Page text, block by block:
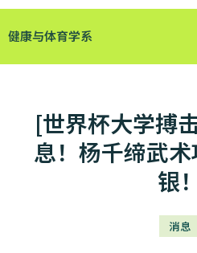
健康与体育学系
[世界杯大学搏
息！杨千缔武
银！
消息